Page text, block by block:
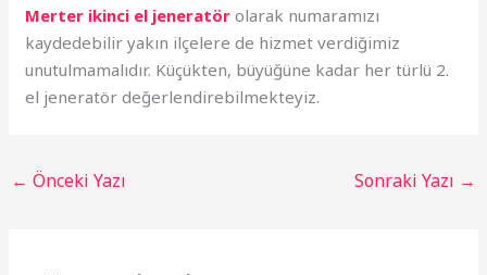
Merter ikinci el jeneratör olarak numaramızı
kaydedebilir yakın ilçelere de hizmet verdiğimiz
unutulmamalıdır. Küçükten, büyüğüne kadar her türlü 2.
el jeneratör değerlendirebilmekteyiz.
← Önceki Yazı Sonraki Yazı →